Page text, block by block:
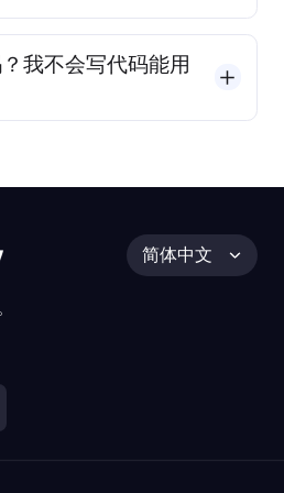
我不会写代码能用
简体中文